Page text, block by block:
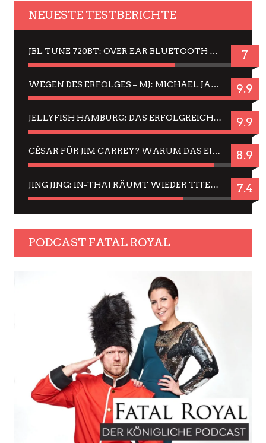
NEUESTE TESTBERICHTE
JBL TUNE 720BT: OVER EAR BLUETOOTH KOPFHÖRER UM DIE 50,-€ IM DAUER-TEST 7
WEGEN DES ERFOLGES – MJ: MICHAEL JACKSON MUSICAL IN EINER MATINEE SEHEN 9.9
JELLYFISH HAMBURG: DAS ERFOLGREICHE SOMMER-MENÜ 2025 IN GEFÜHLEN UND BILDERN 9.9
CÉSAR FÜR JIM CARREY? WARUM DAS EINER DER NERVIGSTEN ACTORS IST UND BLEIBT 8.9
JING JING: IN-THAI RÄUMT WIEDER TITEL AB – EIN ZWEI-STUNDEN-ERLEBNISBERICHT 7.4
PODCAST FATAL ROYAL